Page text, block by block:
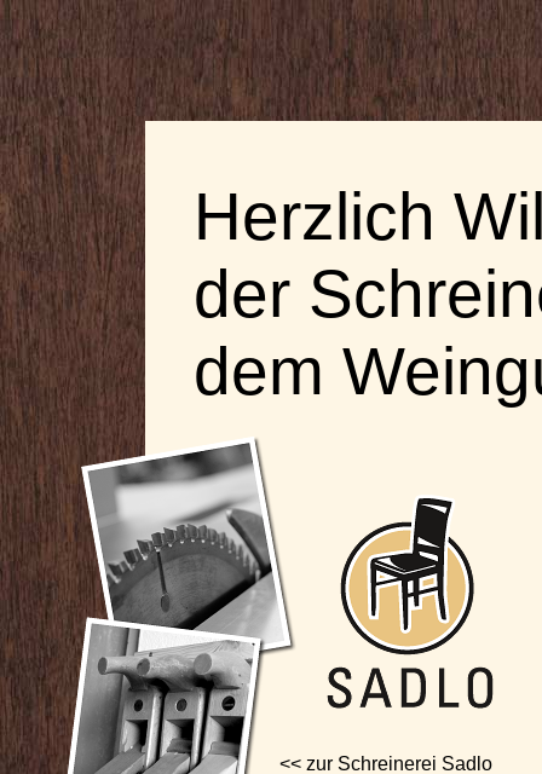
Herzlich
der
dem
<< zur Schreinerei Sadlo